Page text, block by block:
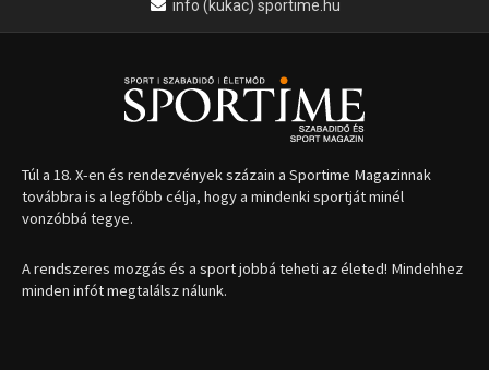
info (kukac) sportime.hu
Túl a 18. X-en és rendezvények százain a Sportime Magazinnak
továbbra is a legfőbb célja, hogy a mindenki sportját minél
vonzóbbá tegye.
A rendszeres mozgás és a sport jobbá teheti az életed! Mindehhez
minden infót megtalálsz nálunk.